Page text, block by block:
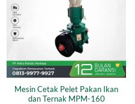
Mesin Cetak Pelet Pakan Ikan
dan Ternak MPM-160